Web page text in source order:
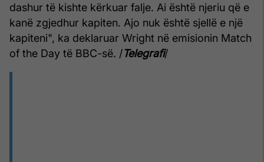
dashur të kishte kërkuar falje. Ai është njeriu që e
kanë zgjedhur kapiten. Ajo nuk është sjellë e një
kapiteni", ka deklaruar Wright në emisionin Match
of the Day të BBC-së. /Telegrafi/